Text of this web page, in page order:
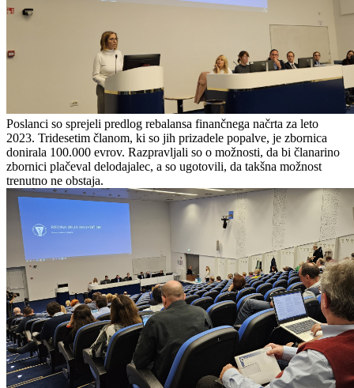
Poslanci so sprejeli predlog rebalansa finančnega načrta za leto
2023. Tridesetim članom, ki so jih prizadele popalve, je zbornica
donirala 100.000 evrov. Razpravljali so o možnosti, da bi članarino
zbornici plačeval delodajalec, a so ugotovili, da takšna možnost
trenutno ne obstaja.